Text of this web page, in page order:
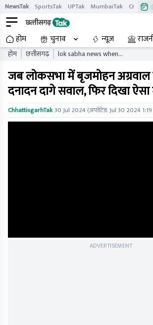
NewsTak SportsTak UPTak MumbaiTak CrimeTak
होम चुनाव न्यूज़
होम छत्तीसगढ़
lok sabha news when
questions at the
opposition in lok sabha
जब लोकसभा में बृजमोहन अग्रवाल
दनादन दागे सवाल, फिर दिखा
ChhattisgarhTak30 Jul 2024(अपडेटेड:Jul 30 2024
ADVERTISEMENT